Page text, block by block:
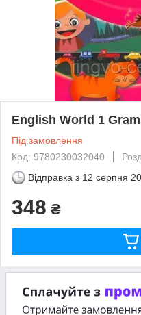
English World 1
Під замовлення
Код: 9780230032040
Відправка з 12 серпня
348 ₴